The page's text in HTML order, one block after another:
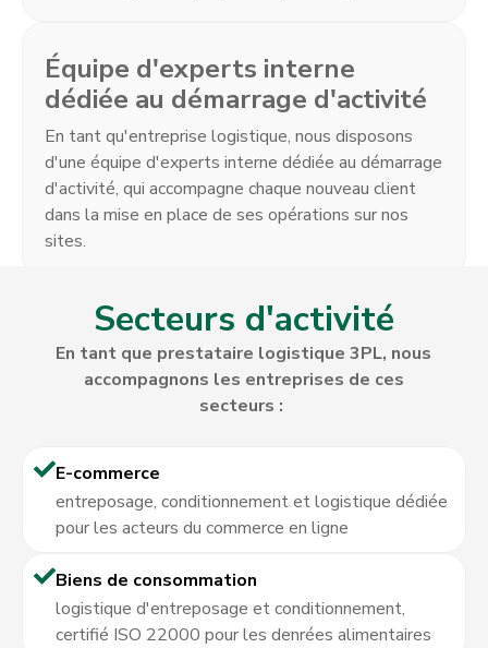
Équipe d'experts interne
dédiée au démarrage d'activité
En tant qu'entreprise logistique, nous disposons
d'une équipe d'experts interne dédiée au démarrage
d'activité, qui accompagne chaque nouveau client
dans la mise en place de ses opérations sur nos
sites.
Secteurs d'activité
En tant que prestataire logistique 3PL, nous
accompagnons les entreprises de ces
secteurs :
E-commerce
entreposage, conditionnement et logistique dédiée
pour les acteurs du commerce en ligne
Biens de consommation
logistique d'entreposage et conditionnement,
certifié ISO 22000 pour les denrées alimentaires